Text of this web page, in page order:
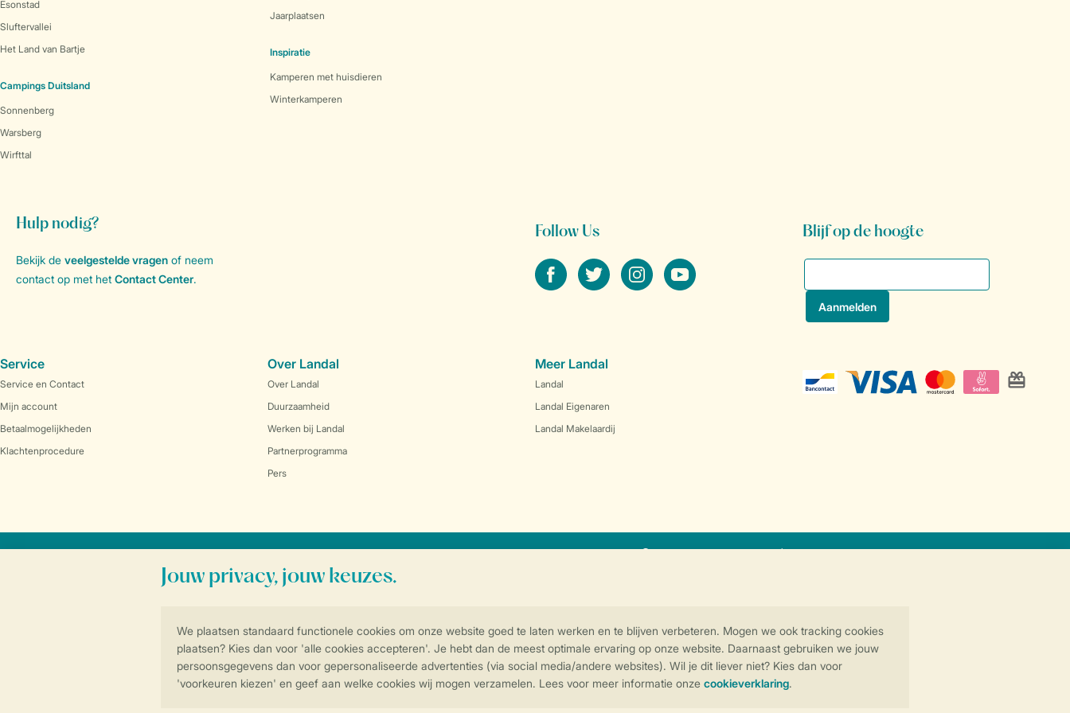
Instellingen wijzigen
Esonstad
Sluftervallei
Het Land van Bartje
Campings Duitsland
Sonnenberg
Warsberg
Wirfttal
Jaarplaatsen
Inspiratie
Kamperen met huisdieren
Winterkamperen
Hulp nodig?
Bekijk de veelgestelde vragen of neem
contact op met het Contact Center.
Follow Us
facebooktwitter instagramyoutube
Blijf op de hoogte
Service
Service en Contact
Mijn account
Betaalmogelijkheden
Klachtenprocedure
Over Landal
Over Landal
Duurzaamheid
Werken bij Landal
Partnerprogramma
Pers
Meer Landal
Landal
Landal Eigenaren
Landal Makelaardij